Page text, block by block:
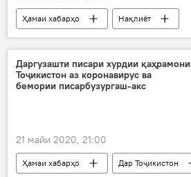
Ҳамаи хабарҳо
Нақлиёт
Даргузашти писари хурдии қаҳрамони
Тоҷикистон аз коронавирус ва
бемории писарбузургаш-акс
21 майи 2020, 21:00
Ҳамаи хабарҳо
Дар Тоҷикистон